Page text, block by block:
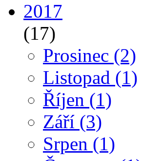
2017
(17)
Prosinec (2)
Listopad (1)
Říjen (1)
Září (3)
Srpen (1)